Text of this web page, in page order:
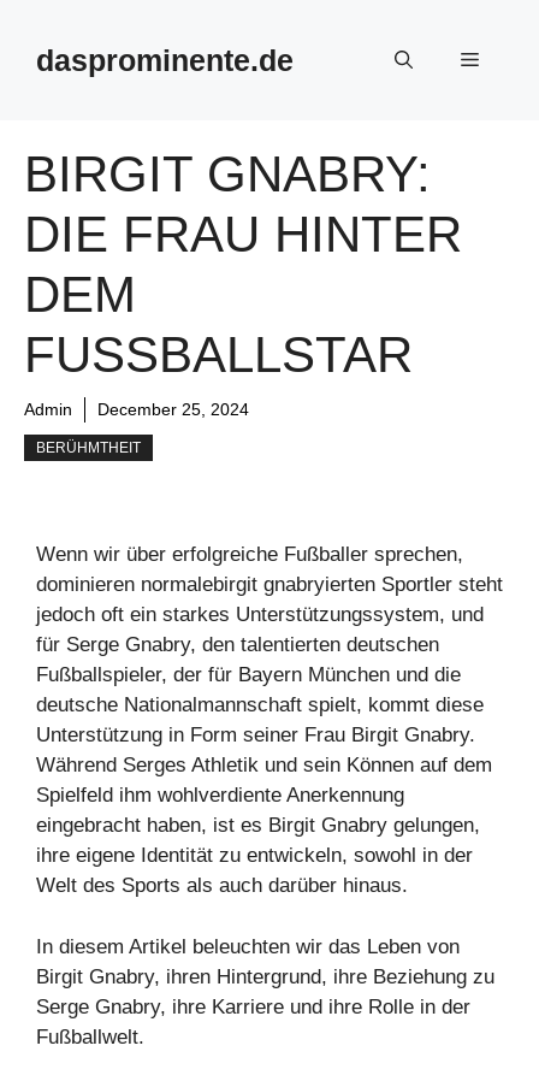
contentdasprominente.de Menu
BIRGIT GNABRY:
DIE FRAU HINTER
DEM
FUSSBALLSTAR
Admin December 25, 2024
BERÜHMTHEIT
Wenn wir über erfolgreiche Fußballer sprechen,
dominieren normalebirgit gnabryierten Sportler steht
jedoch oft ein starkes Unterstützungssystem, und
für Serge Gnabry, den talentierten deutschen
Fußballspieler, der für Bayern München und die
deutsche Nationalmannschaft spielt, kommt diese
Unterstützung in Form seiner Frau Birgit Gnabry.
Während Serges Athletik und sein Können auf dem
Spielfeld ihm wohlverdiente Anerkennung
eingebracht haben, ist es Birgit Gnabry gelungen,
ihre eigene Identität zu entwickeln, sowohl in der
Welt des Sports als auch darüber hinaus.
In diesem Artikel beleuchten wir das Leben von
Birgit Gnabry, ihren Hintergrund, ihre Beziehung zu
Serge Gnabry, ihre Karriere und ihre Rolle in der
Fußballwelt.